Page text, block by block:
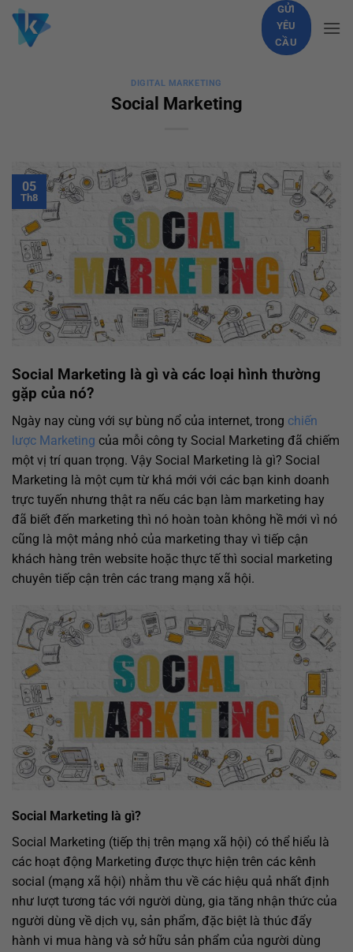
Skip
content
GỬI
YÊU
CẦU
DIGITAL MARKETING
Social Marketing
05
Th8
Social Marketing là gì và các loại hình thường
gặp của nó?
Ngày nay cùng với sự bùng nổ của internet, trong chiến
lược Marketing của mỗi công ty Social Marketing đã chiếm
một vị trí quan trọng. Vậy Social Marketing là gì? Social
Marketing là một cụm từ khá mới với các bạn kinh doanh
trực tuyến nhưng thật ra nếu các bạn làm marketing hay
đã biết đến marketing thì nó hoàn toàn không hề mới vì nó
cũng là một mảng nhỏ của marketing thay vì tiếp cận
khách hàng trên website hoặc thực tế thì social marketing
chuyên tiếp cận trên các trang mạng xã hội.
Social Marketing là gì?
Social Marketing (tiếp thị trên mạng xã hội) có thể hiểu là
các hoạt động Marketing được thực hiện trên các kênh
social (mạng xã hội) nhằm thu về các hiệu quả nhất định
như lượt tương tác với người dùng, gia tăng nhận thức của
người dùng về dịch vụ, sản phẩm, đặc biệt là thúc đẩy
hành vi mua hàng và sở hữu sản phẩm của người dùng